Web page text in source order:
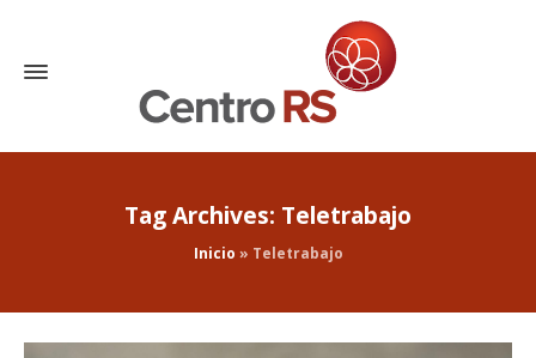
Tag Archives: Teletrabajo
Inicio » Teletrabajo